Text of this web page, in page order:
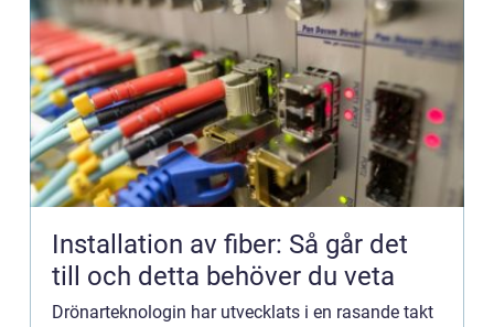
Installation av fiber: Så går det
till och detta behöver du veta
Drönarteknologin har utvecklats i en rasande takt